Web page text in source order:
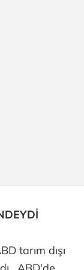
tarım dışı